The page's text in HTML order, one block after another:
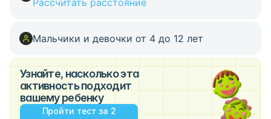
Рассчитать расстояние
Мальчики и девочки от 4 до 12 лет
Узнайте, насколько эта
активность подходит
вашему ребенку
Пройти тест за 2